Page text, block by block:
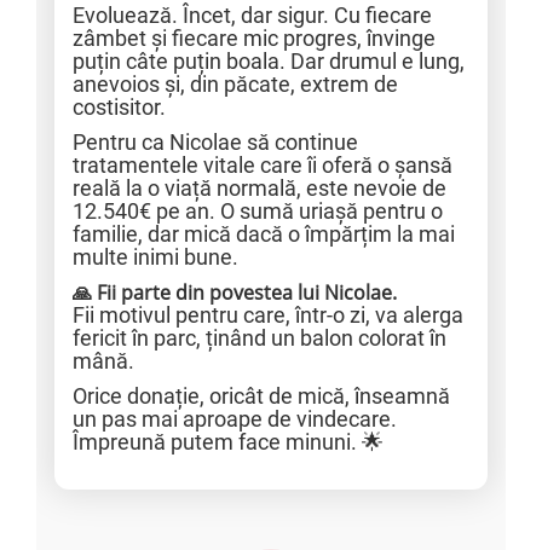
Evoluează. Încet, dar sigur. Cu fiecare
zâmbet și fiecare mic progres, învinge
puțin câte puțin boala. Dar drumul e lung,
anevoios și, din păcate, extrem de
costisitor.
Pentru ca Nicolae să continue
tratamentele vitale care îi oferă o șansă
reală la o viață normală, este nevoie de
12.540€ pe an. O sumă uriașă pentru o
familie, dar mică dacă o împărțim la mai
multe inimi bune.
🙏 Fii parte din povestea lui Nicolae.
Fii motivul pentru care, într-o zi, va alerga
fericit în parc, ținând un balon colorat în
mână.
Orice donație, oricât de mică, înseamnă
un pas mai aproape de vindecare.
Împreună putem face minuni. 🌟